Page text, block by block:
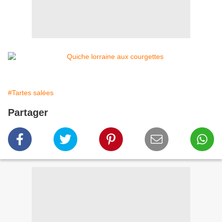
#Tartes salées
Partager